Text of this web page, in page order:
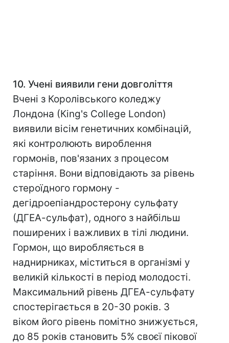
10. Учені виявили гени довголіття
Вчені з Королівського коледжу
Лондона (Кing's College London)
виявили вісім генетичних комбінацій,
які контролюють вироблення
гормонів, пов'язаних з процесом
старіння. Вони відповідають за рівень
стероїдного гормону -
дегідроепіандростерону сульфату
(ДГЕА-сульфат), одного з найбільш
поширених і важливих в тілі людини.
Гормон, що виробляється в
наднирниках, міститься в організмі у
великій кількості в період молодості.
Максимальний рівень ДГЕА-сульфату
спостерігається в 20-30 років. З
віком його рівень помітно знижується,
до 85 років становить 5% своєї пікової